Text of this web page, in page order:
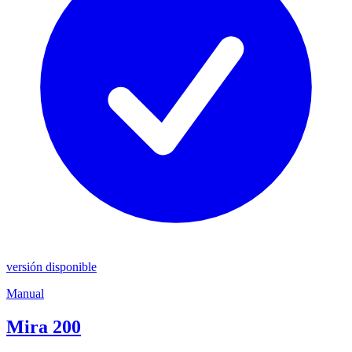
versión disponible
Manual
Mira 200